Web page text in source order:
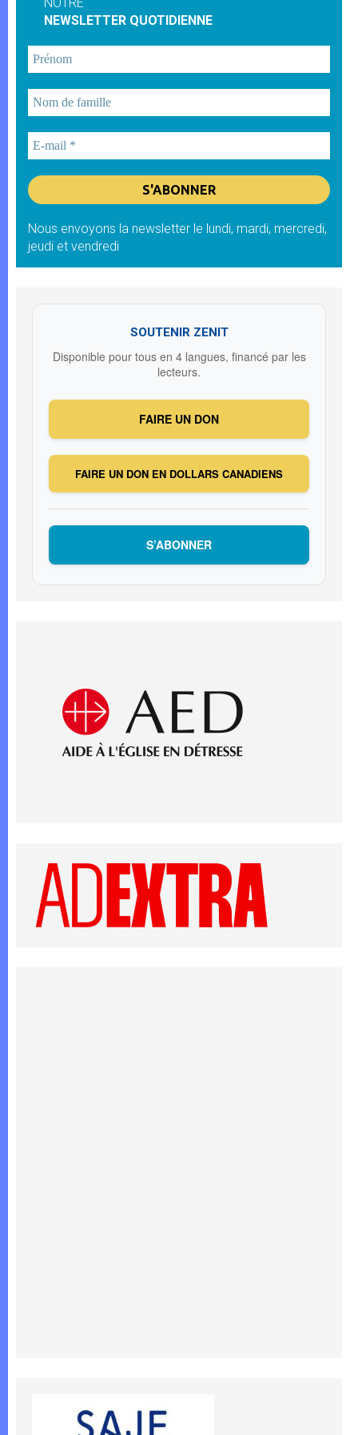
NEWSLETTER QUOTIDIENNE
Nous envoyons la newsletter le lundi, mardi, mercredi,
jeudi et vendredi
SOUTENIR ZENIT
Disponible pour tous en 4 langues, financé par les
lecteurs.
FAIRE UN DON
FAIRE UN DON EN DOLLARS CANADIENS
S’ABONNER